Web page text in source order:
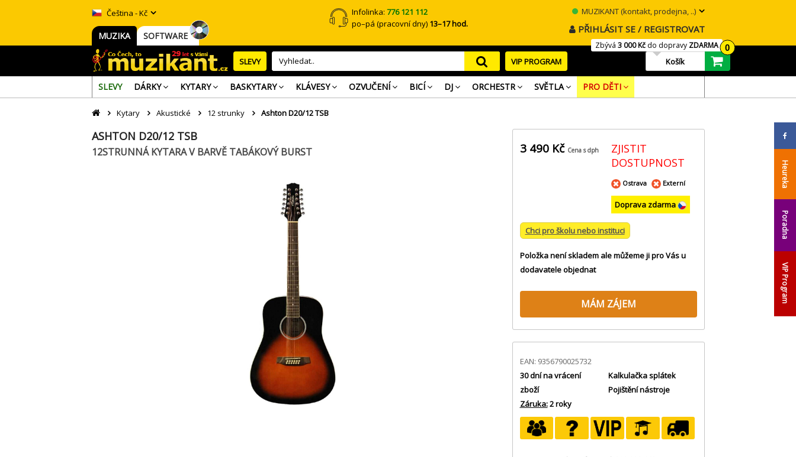
Infolinka:776 121 112
po–pá (pracovní dny) 13–17 hod.
Čeština - Kč MUZIKANT (kontakt, prodejna, ..)
MUZIKA SOFTWARE
PŘIHLÁSIT SE / REGISTROVAT
SLEVY VIP PROGRAM
Zbývá 3 000 Kčdo dopravy ZDARMA 0
Košík
SLEVY DÁRKY KYTARY BASKYTARY KLÁVESY OZVUČENÍ BICÍ DJ ORCHESTR SVĚTLA PRO DĚTI
Heureka
Poradna
VIP Program
Kytary Akustické 12 strunky Ashton D20/12 TSB
ASHTON D20/12 TSB
12STRUNNÁ KYTARA V BARVĚ TABÁKOVÝ BURST 3 490 Kč Cena s dph
ZJISTIT
DOSTUPNOST
Ostrava Externí
Doprava zdarma
Chci pro školu nebo instituci
Položka není skladem ale můžeme ji pro Vás u
dodavatele objednat
MÁM ZÁJEM
EAN: 9356790025732
30 dní na vrácení
zboží
Záruka:2 roky
Kalkulačka splátek
Pojištění nástroje